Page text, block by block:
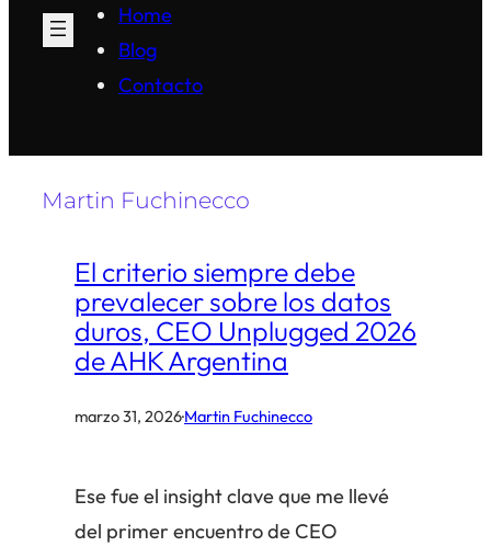
Home
Blog
Contacto
Martin Fuchinecco
El criterio siempre debe
prevalecer sobre los datos
duros, CEO Unplugged 2026
de AHK Argentina
marzo 31, 2026·Martin Fuchinecco
Ese fue el insight clave que me llevé
del primer encuentro de CEO